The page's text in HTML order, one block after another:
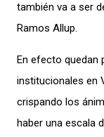
también va a ser
Ramos Allup.
En efecto quedan
institucionales en
crispando los
haber una escala